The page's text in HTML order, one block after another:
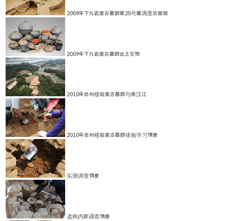
2009年下九岩里古墓群第25号墓调查后面貌
2009年下九岩里古墓群出土文物
2010年忠州楼岩里古墓群与南汉江
2010年忠州楼岩里古墓群体验学习情景
实测调查情景
遗构内部调查情景